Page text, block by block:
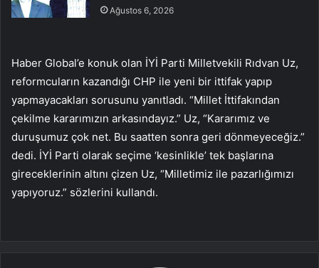
Ağustos 6, 2026
Haber Global’e konuk olan İYİ Parti Milletvekili Rıdvan Uz,
reformcuların kazandığı CHP ile yeni bir ittifak yapıp
yapmayacakları sorusunu yanıtladı. “Millet İttifakından
çekilme kararımızın arkasındayız.” Uz, “Kararımız ve
duruşumuz çok net. Bu saatten sonra geri dönmeyeceğiz.”
dedi. İYİ Parti olarak seçime ‘kesinlikle’ tek başlarına
gireceklerinin altını çizen Uz, “Milletimiz ile pazarlığımızı
yapıyoruz.” sözlerini kullandı.